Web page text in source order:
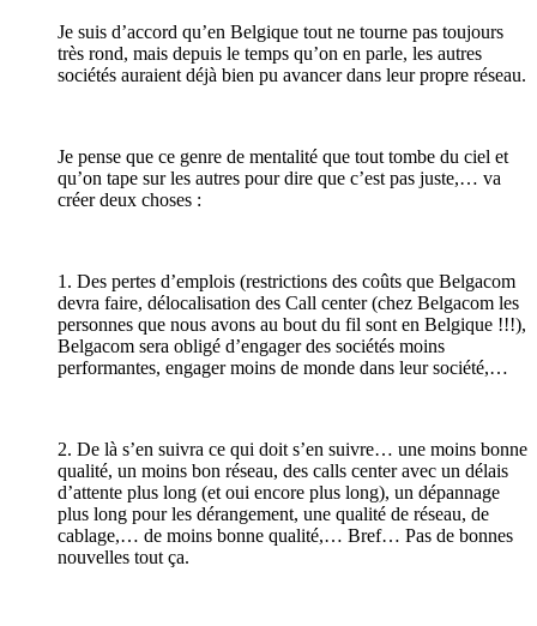
Je suis d’accord qu’en Belgique tout ne tourne pas toujours
très rond, mais depuis le temps qu’on en parle, les autres
sociétés auraient déjà bien pu avancer dans leur propre réseau.
Je pense que ce genre de mentalité que tout tombe du ciel et
qu’on tape sur les autres pour dire que c’est pas juste,… va
créer deux choses :
1. Des pertes d’emplois (restrictions des coûts que Belgacom
devra faire, délocalisation des Call center (chez Belgacom les
personnes que nous avons au bout du fil sont en Belgique !!!),
Belgacom sera obligé d’engager des sociétés moins
performantes, engager moins de monde dans leur société,…
2. De là s’en suivra ce qui doit s’en suivre… une moins bonne
qualité, un moins bon réseau, des calls center avec un délais
d’attente plus long (et oui encore plus long), un dépannage
plus long pour les dérangement, une qualité de réseau, de
cablage,… de moins bonne qualité,… Bref… Pas de bonnes
nouvelles tout ça.